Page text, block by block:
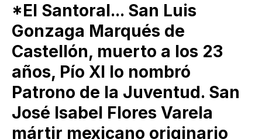
*El Santoral... San Luis
Gonzaga Marqués de
Castellón, muerto a los 23
años, Pío XI lo nombró
Patrono de la Juventud. San
José Isabel Flores Varela
mártir mexicano originario